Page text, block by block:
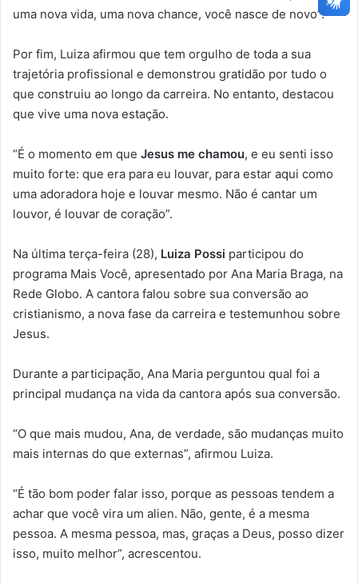
uma nova vida, uma nova chance, você nasce de novo”.
Por fim, Luiza afirmou que tem orgulho de toda a sua
trajetória profissional e demonstrou gratidão por tudo o
que construiu ao longo da carreira. No entanto, destacou
que vive uma nova estação.
“É o momento em que Jesus me chamou, e eu senti isso
muito forte: que era para eu louvar, para estar aqui como
uma adoradora hoje e louvar mesmo. Não é cantar um
louvor, é louvar de coração”.
Na última terça-feira (28), Luiza Possi participou do
programa Mais Você, apresentado por Ana Maria Braga, na
Rede Globo. A cantora falou sobre sua conversão ao
cristianismo, a nova fase da carreira e testemunhou sobre
Jesus.
Durante a participação, Ana Maria perguntou qual foi a
principal mudança na vida da cantora após sua conversão.
“O que mais mudou, Ana, de verdade, são mudanças muito
mais internas do que externas”, afirmou Luiza.
“É tão bom poder falar isso, porque as pessoas tendem a
achar que você vira um alien. Não, gente, é a mesma
pessoa. A mesma pessoa, mas, graças a Deus, posso dizer
isso, muito melhor”, acrescentou.